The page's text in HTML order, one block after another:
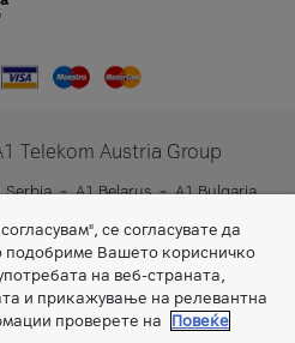
Telekom Austria Group
Serbia A1 Belarus
A1 Bulgaria
се согласувате да
подобриме Вашето корисничко
на веб-страната,
и прикажување на релевантна
проверете на
Повеќе